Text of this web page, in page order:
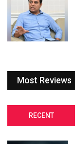
Most Reviews
RECENT